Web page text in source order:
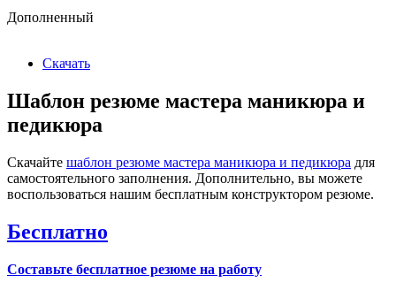
Дополненный
Скачать
Шаблон резюме мастера маникюра и
педикюра
Скачайте шаблон резюме мастера маникюра и педикюра для
самостоятельного заполнения. Дополнительно, вы можете
воспользоваться нашим бесплатным конструктором резюме.
Бесплатно
Составьте бесплатное резюме на работу